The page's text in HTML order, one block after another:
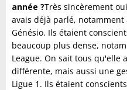
année ?Très sincèrement
avais déjà parlé,
Génésio. Ils étaient
beaucoup plus dense,
League. On sait tous qu'elle
différente, mais aussi une
Ligue 1. Ils étaient